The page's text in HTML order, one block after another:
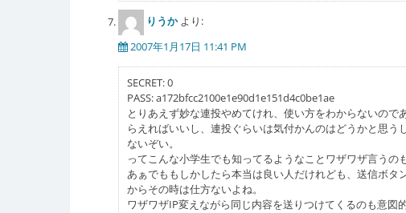
りうか より:
2007年1月17日 11:41 PM
SECRET: 0
PASS: a172bfcc2100e1e90d1e151d4c0be1ae
とりあえず妙な連投やめてけれ、使い方をわからないの
らえればいいし、連投ぐらいは気付かんのはどうかと思
ないぞい。
ってこんな小学生でも知ってるようなことワザワザ言うの
あぁでももしかしたら本当は良い人だけれども、送信ボ
からその時は仕方ないよね。
ワザワザIP変えながら同じ内容を送りつけてくるのも意図